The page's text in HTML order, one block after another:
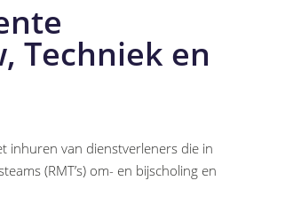
Techniek en
inhuren van dienstverleners die in
(RMT’s) om- en bijscholing en